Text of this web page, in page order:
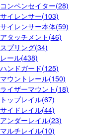
コンペンセイター(28)
サイレンサー(103)
サイレンサー本体(59)
アタッチメント(46)
スプリング(34)
レール(438)
ハンドガード(125)
マウントレール(150)
ライザーマウント(18)
トップレイル(67)
サイドレイル(44)
アンダーレイル(23)
マルチレイル(10)